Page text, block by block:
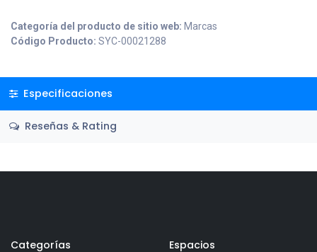
Categoría del producto de sitio web: Marcas
Código Producto: SYC-00021288
Especificaciones
Reseñas & Rating
Categorías Espacios